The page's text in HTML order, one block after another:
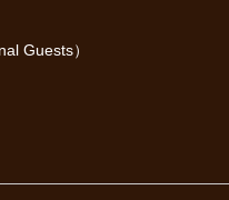
Guests）